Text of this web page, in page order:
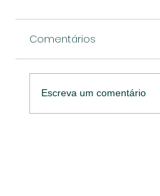
Comentários
Escreva um comentário